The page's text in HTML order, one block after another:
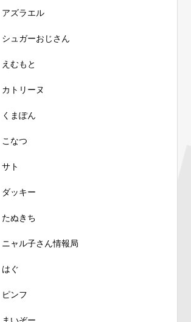
アズラエル
シュガーおじさん
えむもと
カトリーヌ
くまぽん
こなつ
サト
ダッキー
たぬきち
ニャル子さん情報局
はぐ
ピンフ